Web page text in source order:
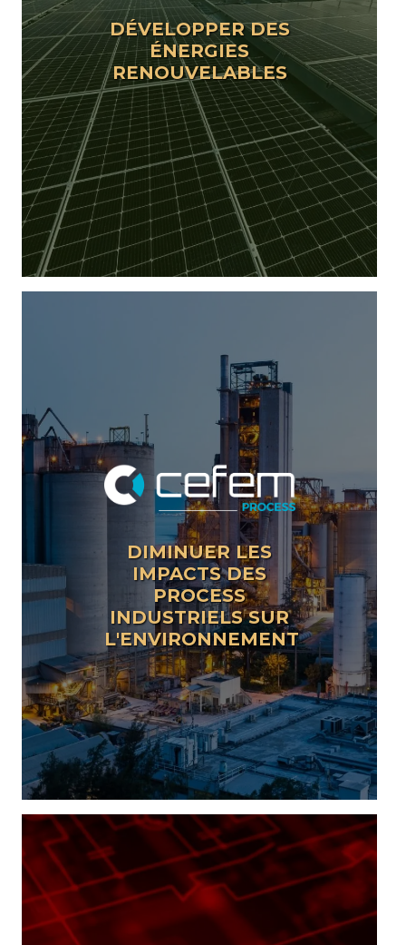
DÉVELOPPER DES
ÉNERGIES
RENOUVELABLES
DIMINUER LES
IMPACTS DES
PROCESS
INDUSTRIELS SUR
L'ENVIRONNEMENT